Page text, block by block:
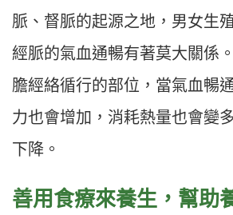
脈、督脈的起源之地，男女生
經脈的氣血通暢有著莫大關係
膽經絡循行的部位，當氣血暢
力也會增加，消耗熱量也會變
下降。
善用食療來養生，幫助